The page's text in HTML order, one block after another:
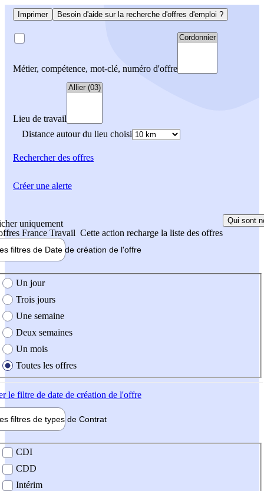
Imprimer Besoin d'aide sur la recherche d'offres d'emploi ?
Métier, compétence, mot-clé, numéro d'offre
Lieu de travail
Distance autour du lieu choisi
Rechercherdes offres
uniquement
France Travail Cette action recharge la liste des offres
Qui sont
filtres de Date de création de l'offre
création de l'offre
Un jour
Trois jours
Une semaine
Deux semaines
Un mois
Toutes les offres
le filtre de date de création de l'offre
filtres de types de Contrat
contrat
CDI
CDD
Intérim
Créer une alerte